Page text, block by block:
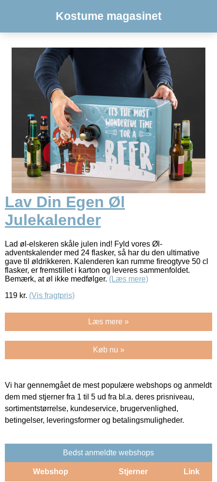
Kostume magasinet
Lav Din Egen Øl
Julekalender
Lad øl-elskeren skåle julen ind! Fyld vores Øl-
adventskalender med 24 flasker, så har du den ultimative
gave til øldrikkeren. Kalenderen kan rumme fireogtyve 50 cl
flasker, er fremstillet i karton og leveres sammenfoldet.
Bemærk, at øl ikke medfølger. (Læs mere)
119 kr. (Vis fragtpris)
Læs mere »
Køb nu »
Vi har gennemgået de mest populære webshops og anmeldt
dem med stjerner fra 1 til 5 ud fra bl.a. deres prisniveau,
sortimentstørrelse, kundeservice, brugervenlighed,
betingelser, leveringsformer og betalingsmuligheder.
Bedst anmeldte webshops
Webshop Stjerner Link